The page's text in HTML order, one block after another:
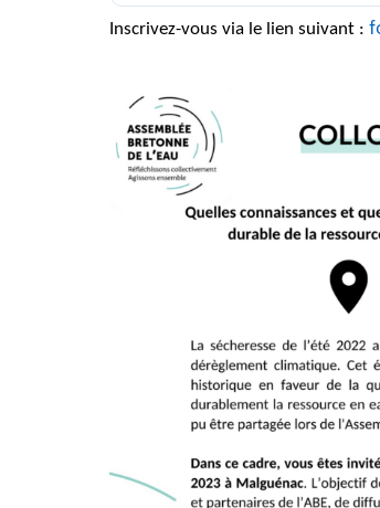
Inscrivez-vous via le lien suivant :